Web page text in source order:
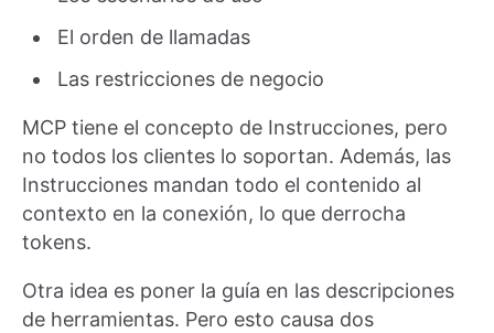
El orden de llamadas
Las restricciones de negocio
MCP tiene el concepto de Instrucciones, pero
no todos los clientes lo soportan. Además, las
Instrucciones mandan todo el contenido al
contexto en la conexión, lo que derrocha
tokens.
Otra idea es poner la guía en las descripciones
de herramientas. Pero esto causa dos